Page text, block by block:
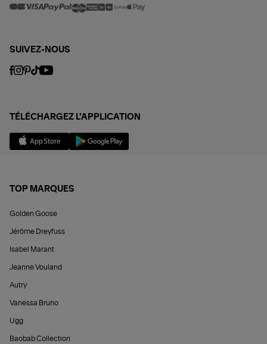
SUIVEZ-NOUS
TÉLÉCHARGEZ L'APPLICATION
TOP MARQUES
Golden Goose
Jérôme Dreyfuss
Isabel Marant
Jeanne Vouland
Autry
Vanessa Bruno
Ugg
Baobab Collection